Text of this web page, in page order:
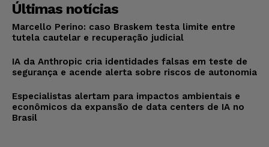
Últimas notícias
Marcello Perino: caso Braskem testa limite entre
tutela cautelar e recuperação judicial
IA da Anthropic cria identidades falsas em teste de
segurança e acende alerta sobre riscos de autonomia
Especialistas alertam para impactos ambientais e
econômicos da expansão de data centers de IA no
Brasil